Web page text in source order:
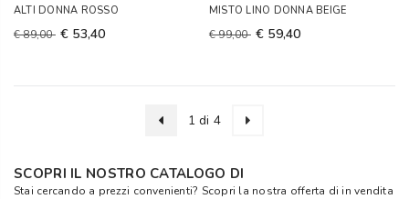
ALTI DONNA ROSSO
€ 89,00 € 53,40
MISTO LINO DONNA BEIGE
€ 99,00 € 59,40
1 di 4
SCOPRI IL NOSTRO CATALOGO DI
Stai cercando a prezzi convenienti? Scopri la nostra offerta di in vendita